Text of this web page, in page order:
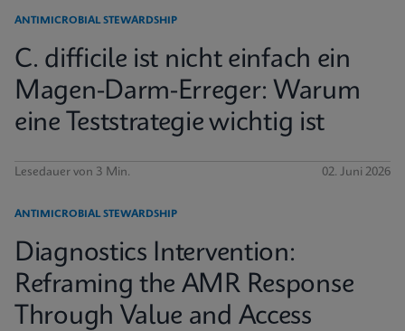
ANTIMICROBIAL STEWARDSHIP
C. difficile ist nicht einfach ein
Magen-Darm-Erreger: Warum
eine Teststrategie wichtig ist
Lesedauer von 3 Min. 02. Juni 2026
ANTIMICROBIAL STEWARDSHIP
Diagnostics Intervention:
Reframing the AMR Response
Through Value and Access